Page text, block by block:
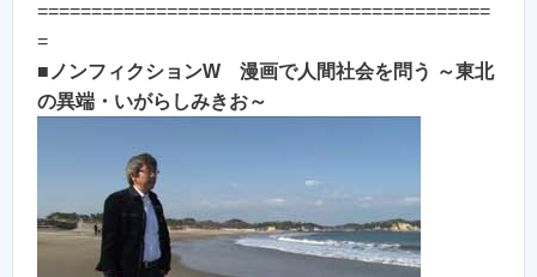
==========================================
=
■ノンフィクションW 漫画で人間社会を問う ～東北
の異端・いがらしみきお～